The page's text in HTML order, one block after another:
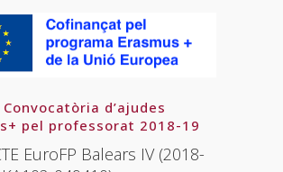
Convocatòria d’ajudes
pel professorat 2018-19
EuroFP Balears IV (2018-